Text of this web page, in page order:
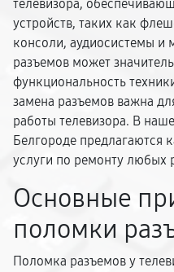
телевизора,
устройств, таких как
консоли, аудиосистемы и
разъемов может
функциональность
замена разъемов важна
работы телевизора. В
Белгороде предлагаются
услуги по ремонту любых
Основные
поломки
Поломка разъемов у